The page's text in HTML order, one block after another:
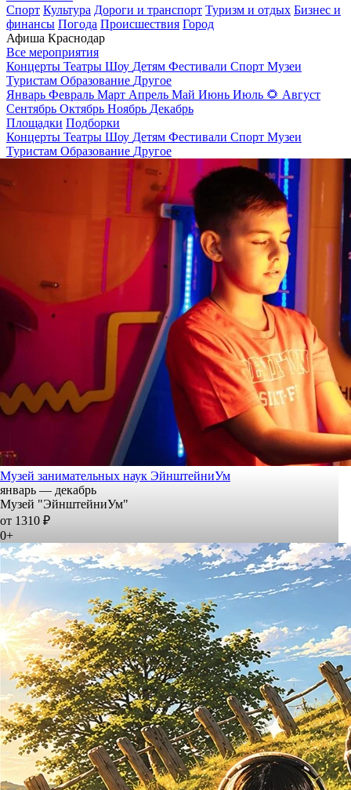
Спорт Культура Дороги и транспорт Туризм и отдых Бизнес и
финансы Погода Происшествия Город
Афиша Краснодар
Все мероприятия
Концерты Театры Шоу Детям Фестивали Спорт Музеи
Туристам Образование Другое
Январь Февраль Март Апрель Май Июнь Июль 🌻 Август
Сентябрь Октябрь Ноябрь Декабрь
Площадки Подборки
Концерты Театры Шоу Детям Фестивали Спорт Музеи
Туристам Образование Другое
Музей занимательных наук ЭйнштейниУм
январь — декабрь
Музей "ЭйнштейниУм"
от 1310 ₽
0+